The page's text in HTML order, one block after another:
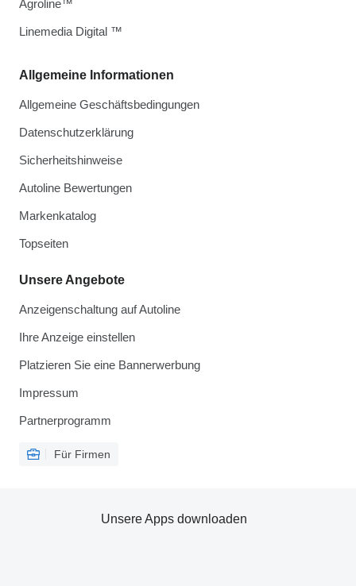
Allgemeine Informationen
Allgemeine Geschäftsbedingungen
Datenschutzerklärung
Sicherheitshinweise
Autoline Bewertungen
Markenkatalog
Topseiten
Unsere Angebote
Anzeigenschaltung auf Autoline
Ihre Anzeige einstellen
Platzieren Sie eine Bannerwerbung
Impressum
Partnerprogramm
Für Firmen
Agroline™
Linemedia Digital ™
Unsere Apps downloaden